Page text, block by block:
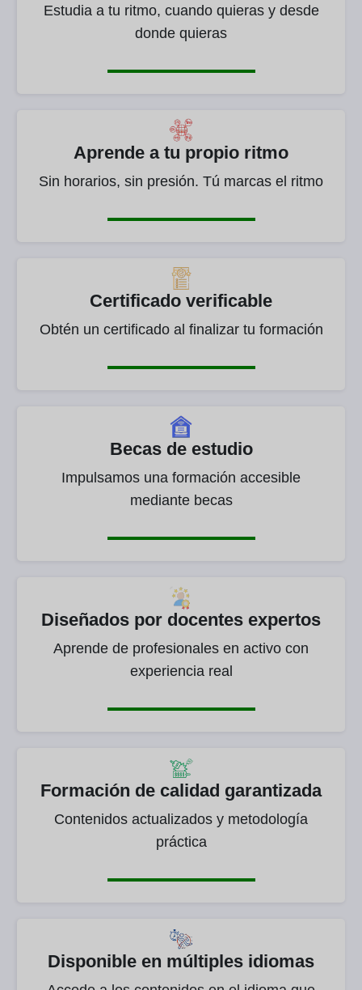
Estudia a tu ritmo, cuando quieras y desde
donde quieras
Aprende a tu propio ritmo
Sin horarios, sin presión. Tú marcas el ritmo
Certificado verificable
Obtén un certificado al finalizar tu formación
Becas de estudio
Impulsamos una formación accesible
mediante becas
Diseñados por docentes expertos
Aprende de profesionales en activo con
experiencia real
Formación de calidad garantizada
Contenidos actualizados y metodología
práctica
Disponible en múltiples idiomas